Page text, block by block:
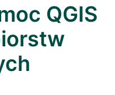
QGIS